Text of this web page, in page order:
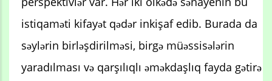
istiqaməti kifayət qədər inkişaf edib. Burada da
səylərin birləşdirilməsi, birgə müəssisələrin
yaradılması və qarşılıqlı əməkdaşlıq fayda gətirə